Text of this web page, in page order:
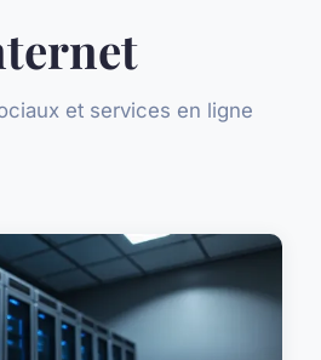
et services en ligne